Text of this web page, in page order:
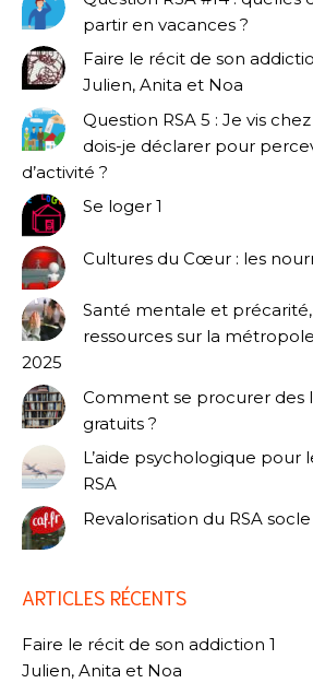
partir en vacances ?
Faire le récit de son
Julien, Anita et Noa
Question RSA 5 : Je vis
dois-je déclarer pour
d’activité ?
Se loger 1
Cultures du Cœur : les
Santé mentale et précarité,
ressources sur la
2025
Comment se procurer des
gratuits ?
L’aide psychologique pour
RSA
Revalorisation du RSA socle
ARTICLES RÉCENTS
Faire le récit de son addiction 1
Julien, Anita et Noa